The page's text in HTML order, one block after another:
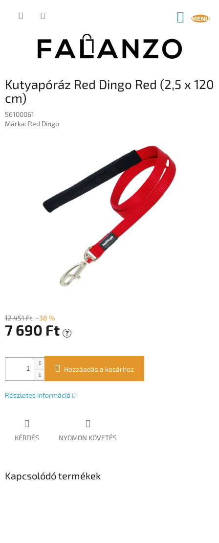
KOSÁR
Kutyapóráz Red Dingo Red (2,5 x 120
cm)
S6100061
Márka: Red Dingo
12 451 Ft –38 %
7 690 Ft ?
Hozzáadás a kosárhoz
Részletes információ
KÉRDÉS NYOMON KÖVETÉS
Kapcsolódó termékek